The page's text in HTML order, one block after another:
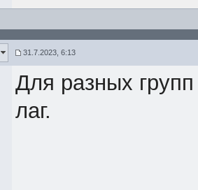
31.7.2023, 6:13
Для разных
лаг.